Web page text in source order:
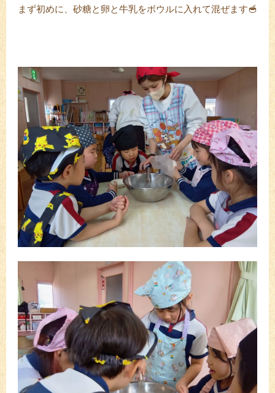
まず初めに、砂糖と卵と牛乳をボウルに入れて混ぜます🥣